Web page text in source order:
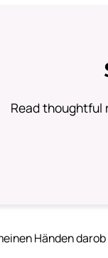
Read thoughtful
Händen